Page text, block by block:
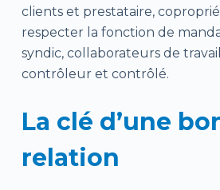
clients et prestataire,
respecter la fonction de
syndic, collaborateurs de
contrôleur et contrôlé.
La clé d’une
relation